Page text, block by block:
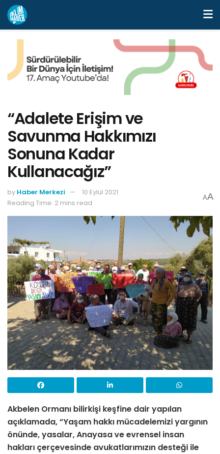
“Adalete Erişim ve
Savunma Hakkımızı
Sonuna Kadar
Kullanacağız”
by Haber Merkezi
10 Eylül 2021
Reading Time: 2 mins read
AA
Akbelen Ormanı bilirkişi keşfine dair yapılan
açıklamada, “Yaşam hakkı mücadelemizi yargının
önünde, yasalar, Anayasa ve evrensel insan
hakları çerçevesinde avukatlarımızın desteği ile